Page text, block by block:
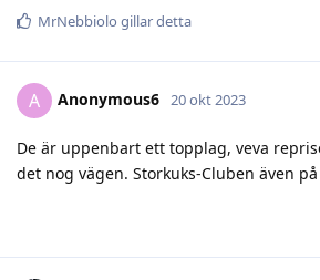
MrNebbiolo gillar detta
A Anonymous6 20 okt 2023
De är uppenbart ett topplag, veva
det nog vägen. Storkuks-Cluben även